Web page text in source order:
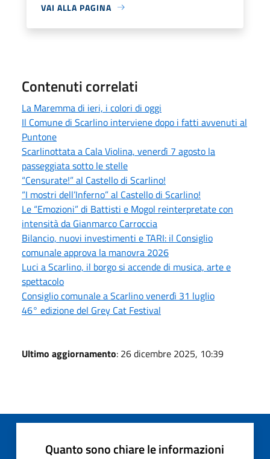
VAI ALLA PAGINA
Contenuti correlati
La Maremma di ieri, i colori di oggi
Il Comune di Scarlino interviene dopo i fatti avvenuti al
Puntone
Scarlinottata a Cala Violina, venerdì 7 agosto la
passeggiata sotto le stelle
“Censurate!” al Castello di Scarlino!
“I mostri dell’Inferno” al Castello di Scarlino!
Le “Emozioni” di Battisti e Mogol reinterpretate con
intensità da Gianmarco Carroccia
Bilancio, nuovi investimenti e TARI: il Consiglio
comunale approva la manovra 2026
Luci a Scarlino, il borgo si accende di musica, arte e
spettacolo
Consiglio comunale a Scarlino venerdì 31 luglio
46° edizione del Grey Cat Festival
Ultimo aggiornamento: 26 dicembre 2025, 10:39
Quanto sono chiare le informazioni